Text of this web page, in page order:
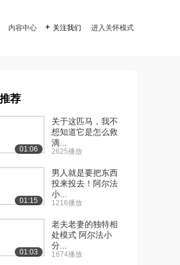
内容中心  关注我们 进入关怀模式
荐
01:06
关于这匹马，我不
想知道它是怎么救
滴...
2625播放
01:15
男人就是要把东西
投来投去！阿尔法
小...
1216播放
01:03
老夫老妻的独特相
处模式 阿尔法小
分...
1674播放